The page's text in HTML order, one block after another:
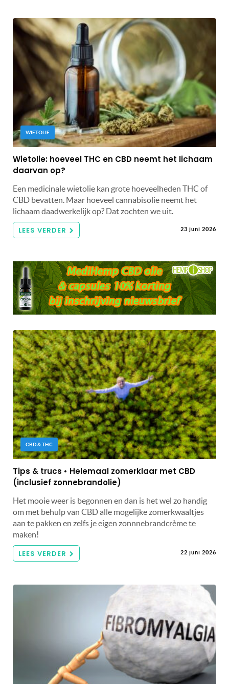
WIETOLIE
Wietolie: hoeveel THC en CBD neemt het lichaam
daarvan op?
Een medicinale wietolie kan grote hoeveelheden THC of
CBD bevatten. Maar hoeveel cannabisolie neemt het
lichaam daadwerkelijk op? Dat zochten we uit.
LEES VERDER 23 juni 2026
CBD & THC
Tips & trucs • Helemaal zomerklaar met CBD
(inclusief zonnebrandolie)
Het mooie weer is begonnen en dan is het wel zo handig
om met behulp van CBD alle mogelijke zomerkwaaltjes
aan te pakken en zelfs je eigen zonnnebrandcrème te
maken!
LEES VERDER 22 juni 2026